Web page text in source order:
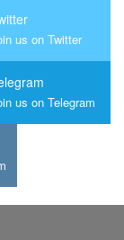
us on Twitter
us on Telegram